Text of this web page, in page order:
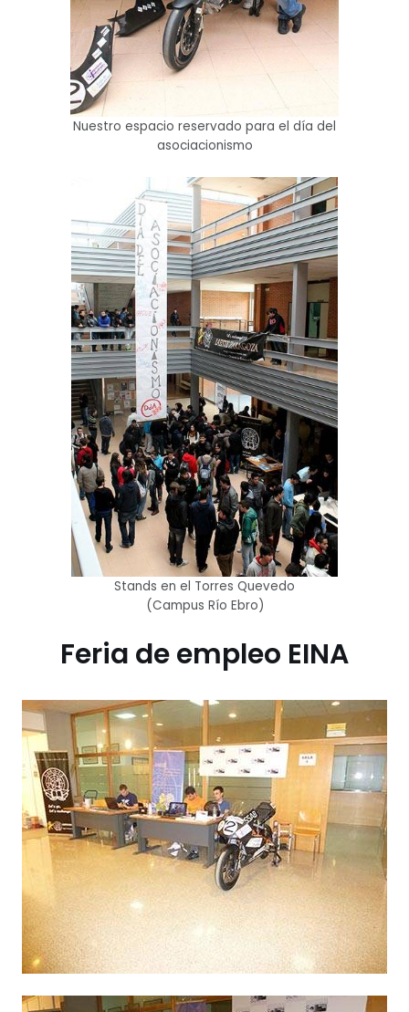
Nuestro espacio reservado para el día del
asociacionismo
Stands en el Torres Quevedo
(Campus Río Ebro)
Feria de empleo EINA